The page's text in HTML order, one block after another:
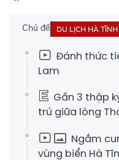
Chủ đề DU LỊCH HÀ TĨNH
Đánh thức
Lam
Gần 3 thập
trú giữa lòng
Ngắm
vùng biển Hà